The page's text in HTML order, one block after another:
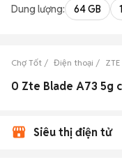
Dung lượng: 64 GB
Chợ Tốt Điện thoại ZTE
0 Zte Blade A73 5g
Siêu thị điện tử